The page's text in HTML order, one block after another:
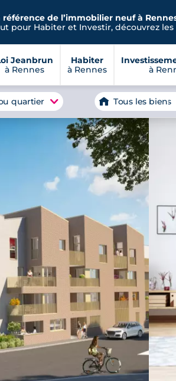
référence de l’immobilier neuf à
pour Habiter et Investir, découvrez les
Jeanbrun
à Rennes
Habiter
à Rennes
à
quartier Tous les biens